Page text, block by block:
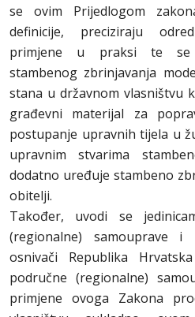
se ovim Prijedlogom
definicije, preciziraju
primjene u praksi te se
stambenog zbrinjavanja
stana u državnom vlasništvu
građevni materijal za
postupanje upravnih tijela u
upravnim stvarima
dodatno uređuje stambeno
obitelji.
Također, uvodi se
(regionalne) samouprave i
osnivači Republika
područne (regionalne)
primjene ovoga Zakona